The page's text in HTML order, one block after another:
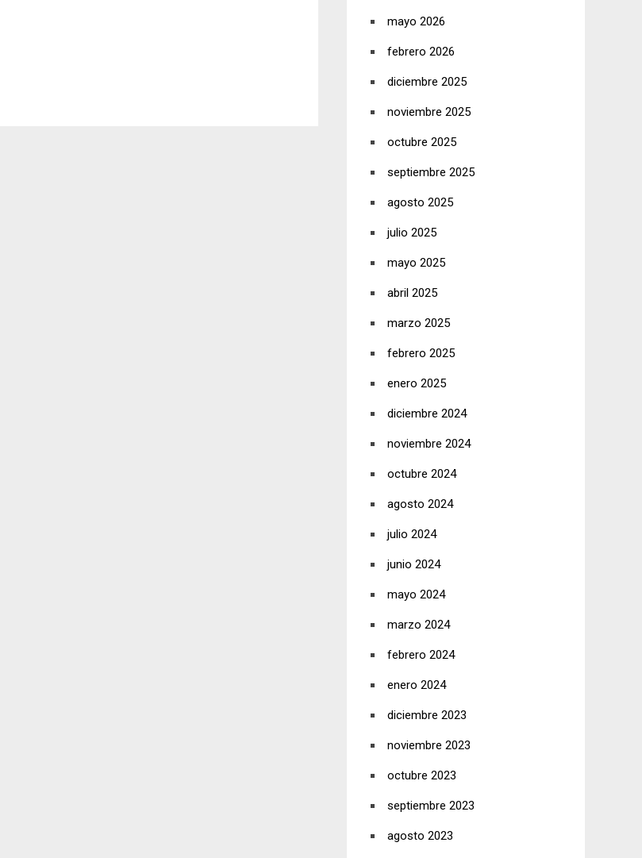
mayo 2026
febrero 2026
diciembre 2025
noviembre 2025
octubre 2025
septiembre 2025
agosto 2025
julio 2025
mayo 2025
abril 2025
marzo 2025
febrero 2025
enero 2025
diciembre 2024
noviembre 2024
octubre 2024
agosto 2024
julio 2024
junio 2024
mayo 2024
marzo 2024
febrero 2024
enero 2024
diciembre 2023
noviembre 2023
octubre 2023
septiembre 2023
agosto 2023